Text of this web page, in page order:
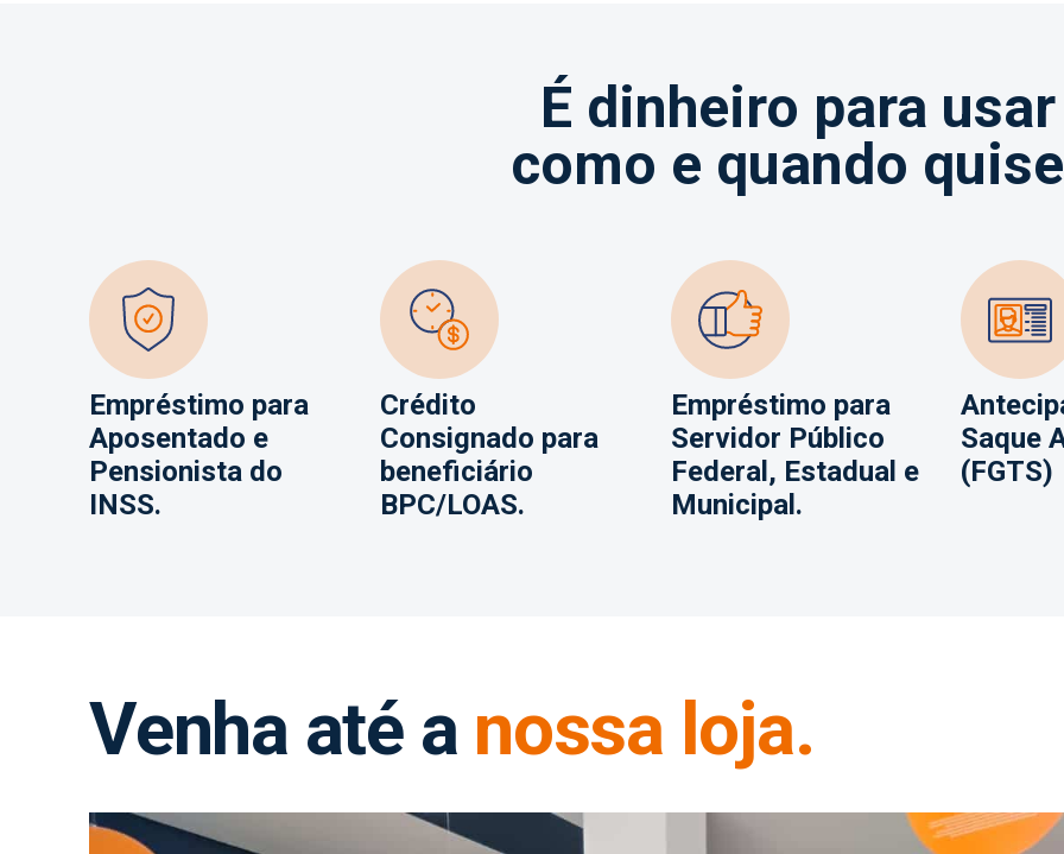
É dinheiro para usar
como e quando
Empréstimo para
Aposentado e
Pensionista do
INSS.
Crédito
Consignado para
beneficiário
BPC/LOAS.
Empréstimo para
Servidor Público
Federal, Estadual e
Municipal.
Saque
(FGTS)
Venha até a nossa loja.